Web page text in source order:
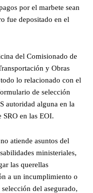
por el marbete sean
fue depositado en el
del Comisionado de
y Obras
lo relacionado con el
de selección
autoridad alguna en la
SRO en las EOI.
atiende asuntos del
ministeriales,
las querellas
a un incumplimiento o
del asegurado,